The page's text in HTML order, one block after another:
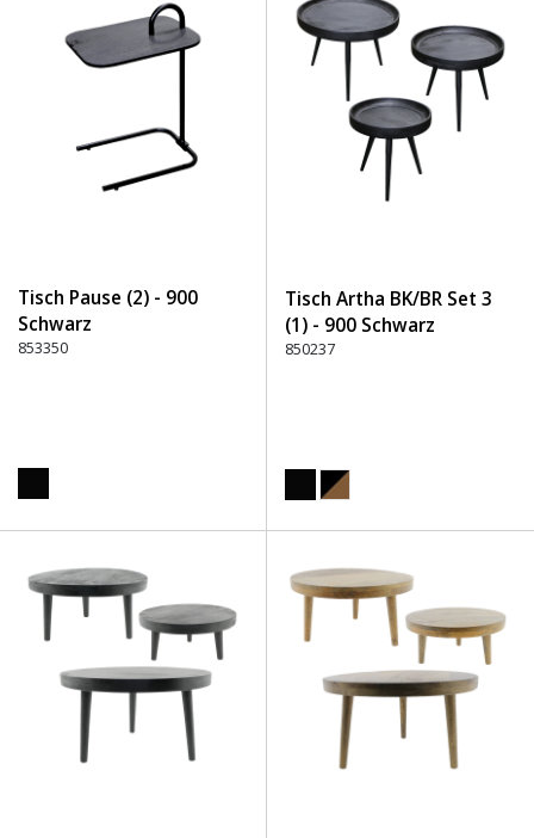
Tisch Pause (2) - 900
Schwarz
853350
Tisch Artha BK/BR Set 3
(1) - 900 Schwarz
850237